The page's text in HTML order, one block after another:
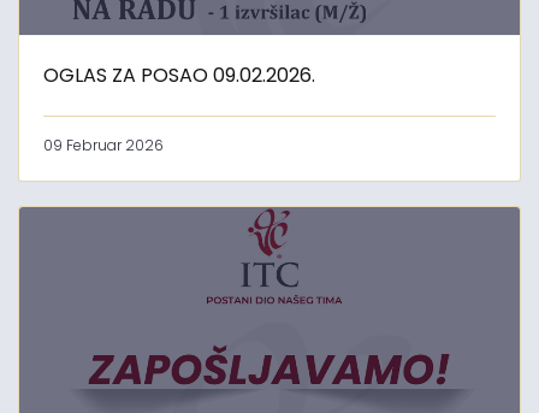
OGLAS ZA POSAO 09.02.2026.
09 Februar 2026